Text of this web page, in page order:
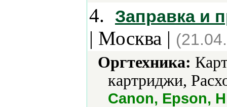
4. Заправка и
| Москва |
Оргтехника:
картриджи,
Canon, Epson,